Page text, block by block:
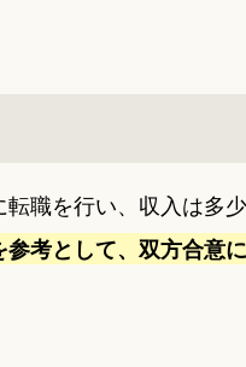
職を行い、収入は多
考として、双方合意に